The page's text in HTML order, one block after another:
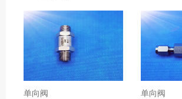
单向阀 单向阀